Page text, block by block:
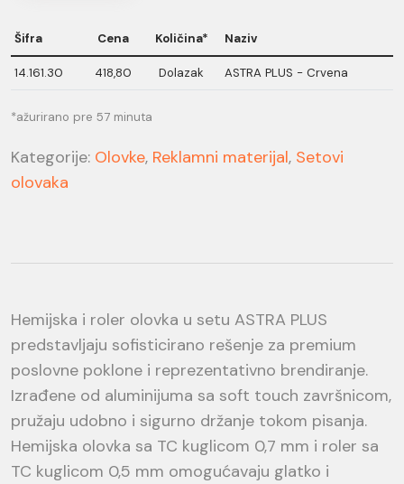
Šifra Cena Količina* Naziv
14.161.30 418,80 Dolazak ASTRA PLUS - Crvena
*ažurirano pre 57 minuta
Kategorije: Olovke, Reklamni materijal, Setovi
olovaka
Hemijska i roler olovka u setu ASTRA PLUS
predstavljaju sofisticirano rešenje za premium
poslovne poklone i reprezentativno brendiranje.
Izrađene od aluminijuma sa soft touch završnicom,
pružaju udobno i sigurno držanje tokom pisanja.
Hemijska olovka sa TC kuglicom 0,7 mm i roler sa
TC kuglicom 0,5 mm omogućavaju glatko i